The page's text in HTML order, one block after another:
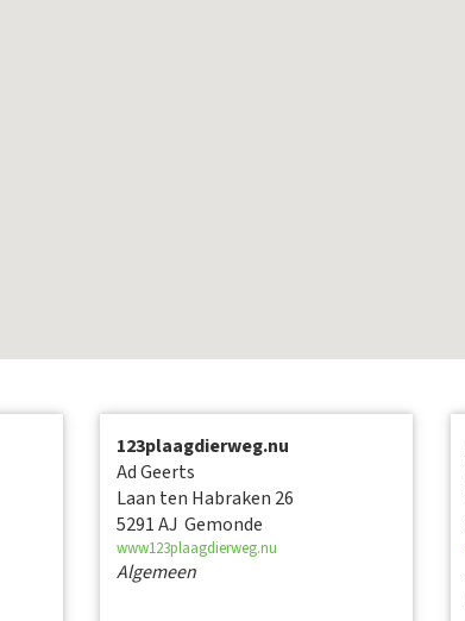
123plaagdierweg.nu
Ad Geerts
Laan ten Habraken 26
5291 AJ Gemonde
www123plaagdierweg.nu
Algemeen